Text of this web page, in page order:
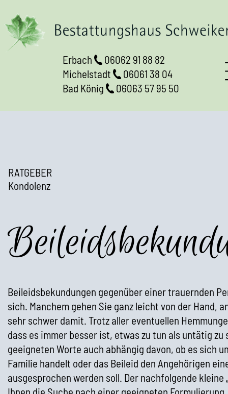
Erbach
06062 91 88 82
Michelstadt
06061 38 04
Bad König
06063 57 95 50
RATGEBER
Kondolenz
Beileidsbekundungen gegenüber einer trauernden
sich. Manchem gehen Sie ganz leicht von der Hand,
sehr schwer damit. Trotz aller eventuellen
dass es immer besser ist, etwas zu tun als untätig zu
geeigneten Worte auch abhängig davon, ob es sich
Familie handelt oder das Beileid den Angehörigen
ausgesprochen werden soll. Der nachfolgende kleine